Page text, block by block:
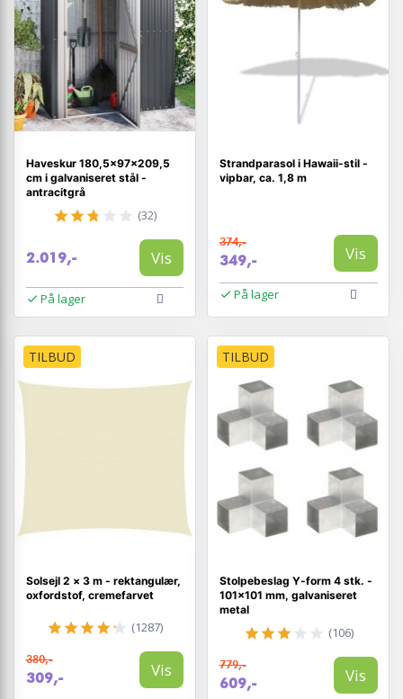
Haveskur 180,5×97×209,5
cm i galvaniseret stål -
antracitgrå
(32)
2.019,- Vis
På lager
Strandparasol i Hawaii-stil -
vipbar, ca. 1,8 m
374,-
349,- Vis
På lager
TILBUD
Solsejl 2 × 3 m - rektangulær,
oxfordstof, cremefarvet
(1287)
380,-
309,- Vis
TILBUD
Stolpebeslag Y-form 4 stk. -
101×101 mm, galvaniseret
metal
(106)
779,-
609,- Vis